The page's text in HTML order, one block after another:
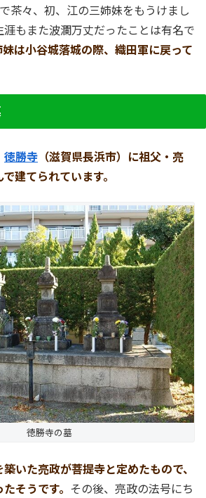
茶々、初、江の三姉妹をもうけまし
もまた波瀾万丈だったことは有名で
は小谷城落城の際、織田軍に戻って
徳勝寺 （滋賀県長浜市）に祖父・亮
建てられています。
徳勝寺の墓
いた亮政が菩提寺と定めたもので、
そうです。 その後、亮政の法号にち